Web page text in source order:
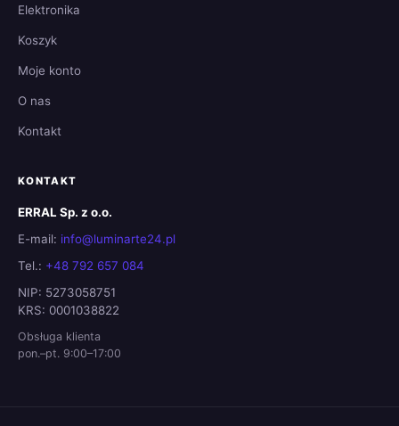
Elektronika
Koszyk
Moje konto
O nas
Kontakt
KONTAKT
ERRAL Sp. z o.o.
E-mail: info@luminarte24.pl
Tel.: +48 792 657 084
NIP: 5273058751
KRS: 0001038822
Obsługa klienta
pon.–pt. 9:00–17:00